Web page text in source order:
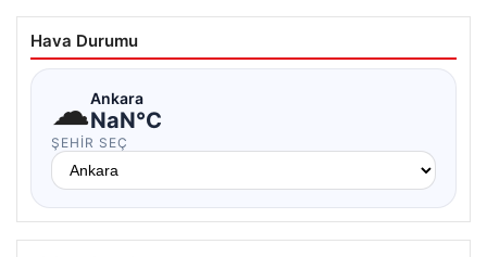
Hava Durumu
☁Ankara
NaN°C
ŞEHIR SEÇ